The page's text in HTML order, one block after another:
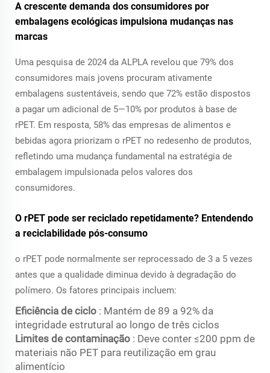
A crescente demanda dos consumidores por
embalagens ecológicas impulsiona mudanças nas
marcas
Uma pesquisa de 2024 da ALPLA revelou que 79% dos
consumidores mais jovens procuram ativamente
embalagens sustentáveis, sendo que 72% estão dispostos
a pagar um adicional de 5—10% por produtos à base de
rPET. Em resposta, 58% das empresas de alimentos e
bebidas agora priorizam o rPET no redesenho de produtos,
refletindo uma mudança fundamental na estratégia de
embalagem impulsionada pelos valores dos
consumidores.
O rPET pode ser reciclado repetidamente? Entendendo
a reciclabilidade pós-consumo
o rPET pode normalmente ser reprocessado de 3 a 5 vezes
antes que a qualidade diminua devido à degradação do
polímero. Os fatores principais incluem:
Eficiência de ciclo : Mantém de 89 a 92% da
integridade estrutural ao longo de três ciclos
Limites de contaminação : Deve conter ≤200 ppm de
materiais não PET para reutilização em grau
alimentício